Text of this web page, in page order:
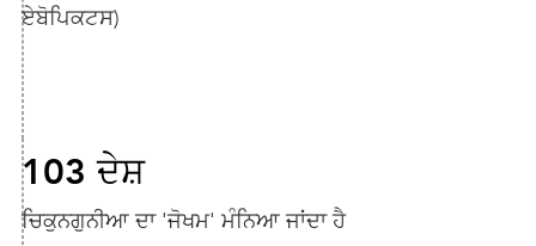
ਏਬੋਪਿਕਟਸ)
103 ਦੇਸ਼
ਚਿਕੁਨਗੁਨੀਆ ਦਾ 'ਜੋਖਮ' ਮੰਨਿਆ ਜਾਂਦਾ ਹੈ